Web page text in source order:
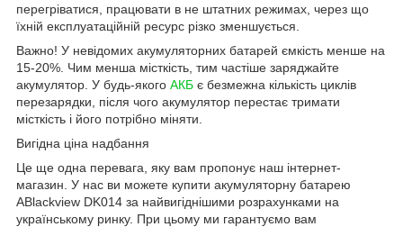
перегріватися, працювати в не штатних режимах, через що
їхній експлуатаційній ресурс різко зменшується.
Важно! У невідомих акумуляторних батарей ємкість менше на
15-20%. Чим менша місткість, тим частіше заряджайте
акумулятор. У будь-якого АКБ є безмежна кількість циклів
перезарядки, після чого акумулятор перестає тримати
місткість і його потрібно міняти.
Вигідна ціна надбання
Це ще одна перевага, яку вам пропонує наш інтернет-
магазин. У нас ви можете купити акумуляторну батарею
ABlackview DK014 за найвигіднішими розрахунками на
українському ринку. При цьому ми гарантуємо вам